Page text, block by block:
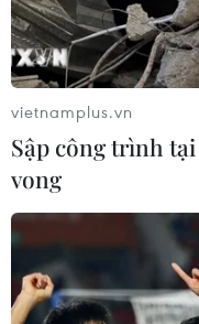
Mỹ bán đồng euro
Bản vực dậy đồng
03/08/2026 15:34
vietnamplus.vn
Sập công trình
vong